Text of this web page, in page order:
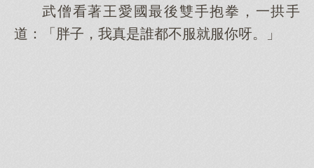
武僧看著王愛國最後雙手抱拳，一拱手
道：「胖子，我真是誰都不服就服你呀。」